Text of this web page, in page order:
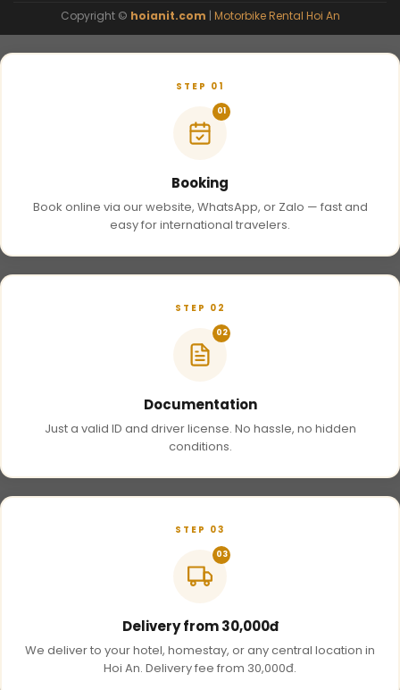
Copyright © hoianit.com | Motorbike Rental Hoi An
STEP 01
01
Booking
Book online via our website, WhatsApp, or Zalo — fast and
easy for international travelers.
STEP 02
02
Documentation
Just a valid ID and driver license. No hassle, no hidden
conditions.
STEP 03
03
Delivery from 30,000đ
We deliver to your hotel, homestay, or any central location in
Hoi An. Delivery fee from 30,000đ.